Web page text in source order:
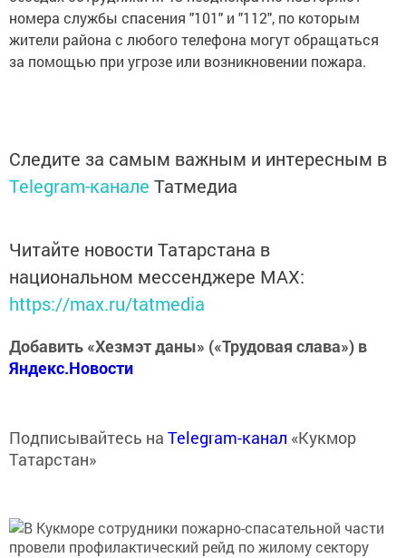
номера службы спасения "101" и "112", по которым
жители района с любого телефона могут обращаться
за помощью при угрозе или возникновении пожара.
Следите за самым важным и интересным в
Telegram-канале Татмедиа
Читайте новости Татарстана в
национальном мессенджере MАХ:
https://max.ru/tatmedia
Добавить «Хезмэт даны» («Трудовая слава») в
Яндекс.Новости
Подписывайтесь на Telegram-канал «Кукмор
Татарстан»